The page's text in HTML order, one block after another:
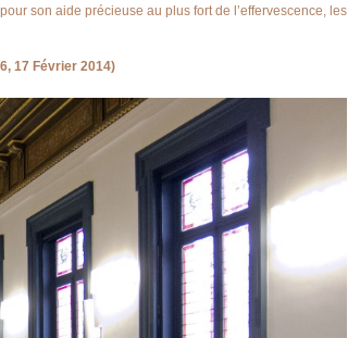
pour son aide précieuse au plus fort de l’effervescence, les
17 Février 2014)